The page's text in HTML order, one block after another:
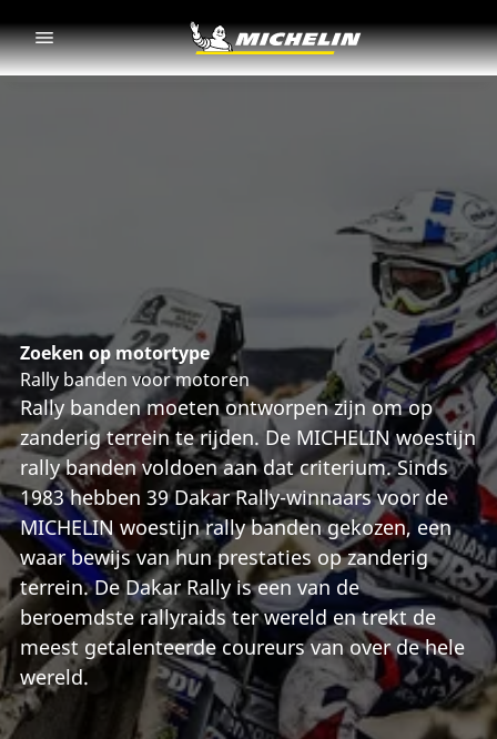
Zoeken op motortype
Rally banden voor motoren
Rally banden moeten ontworpen zijn om op
zanderig terrein te rijden. De MICHELIN woestijn
rally banden voldoen aan dat criterium. Sinds
1983 hebben 39 Dakar Rally-winnaars voor de
MICHELIN woestijn rally banden gekozen, een
waar bewijs van hun prestaties op zanderig
terrein. De Dakar Rally is een van de
beroemdste rallyraids ter wereld en trekt de
meest getalenteerde coureurs van over de hele
wereld.